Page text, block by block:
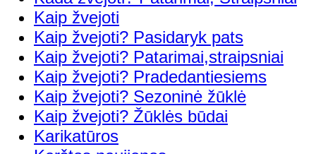
Kaip žvejoti
Kaip žvejoti? Pasidaryk pats
Kaip žvejoti? Patarimai,straipsniai
Kaip žvejoti? Pradedantiesiems
Kaip žvejoti? Sezoninė žūklė
Kaip žvejoti? Žūklės būdai
Karikatūros